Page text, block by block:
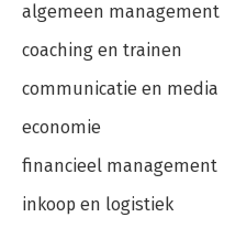
algemeen management
coaching en trainen
communicatie en media
economie
financieel management
inkoop en logistiek